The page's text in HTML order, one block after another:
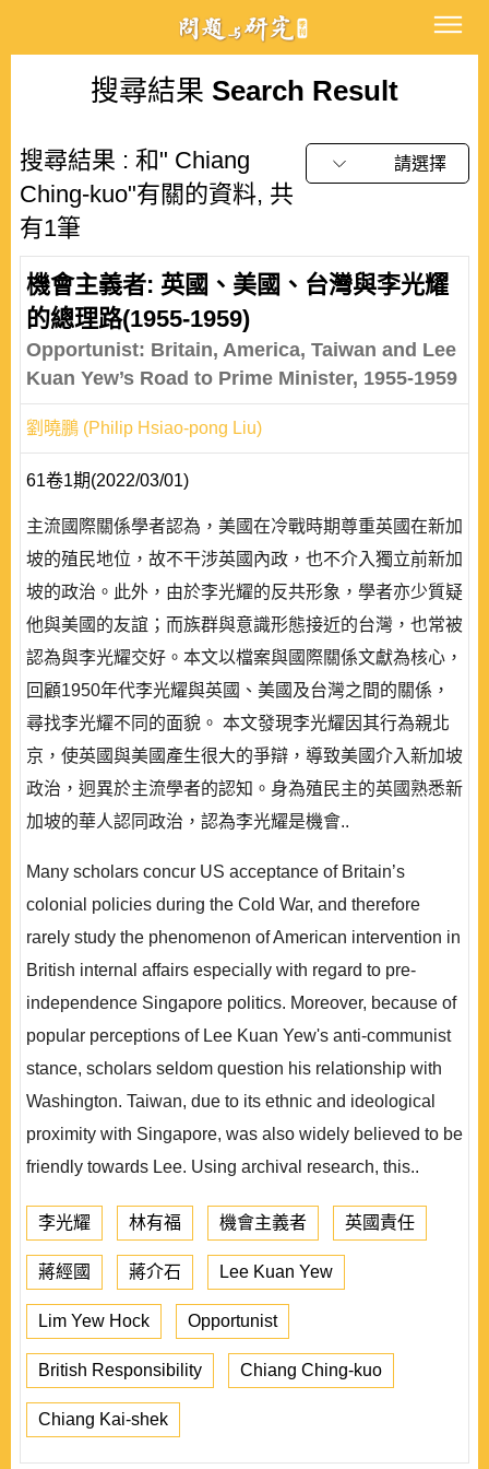
搜尋結果 Search Result
搜尋結果 : 和" Chiang
Ching-kuo"有關的資料, 共
有1筆
請選擇
機會主義者: 英國、美國、台灣與李光耀
的總理路(1955-1959)
Opportunist: Britain, America, Taiwan and Lee
Kuan Yew’s Road to Prime Minister, 1955-1959
劉曉鵬 (Philip Hsiao-pong Liu)
61卷1期(2022/03/01)
主流國際關係學者認為，美國在冷戰時期尊重英國在新加
坡的殖民地位，故不干涉英國內政，也不介入獨立前新加
坡的政治。此外，由於李光耀的反共形象，學者亦少質疑
他與美國的友誼；而族群與意識形態接近的台灣，也常被
認為與李光耀交好。本文以檔案與國際關係文獻為核心，
回顧1950年代李光耀與英國、美國及台灣之間的關係，
尋找李光耀不同的面貌。 本文發現李光耀因其行為親北
京，使英國與美國產生很大的爭辯，導致美國介入新加坡
政治，迥異於主流學者的認知。身為殖民主的英國熟悉新
加坡的華人認同政治，認為李光耀是機會..
Many scholars concur US acceptance of Britain’s
colonial policies during the Cold War, and therefore
rarely study the phenomenon of American intervention in
British internal affairs especially with regard to pre-
independence Singapore politics. Moreover, because of
popular perceptions of Lee Kuan Yew's anti-communist
stance, scholars seldom question his relationship with
Washington. Taiwan, due to its ethnic and ideological
proximity with Singapore, was also widely believed to be
friendly towards Lee. Using archival research, this..
李光耀 林有福 機會主義者 英國責任
蔣經國 蔣介石 Lee Kuan Yew
Lim Yew Hock Opportunist
British Responsibility Chiang Ching-kuo
Chiang Kai-shek